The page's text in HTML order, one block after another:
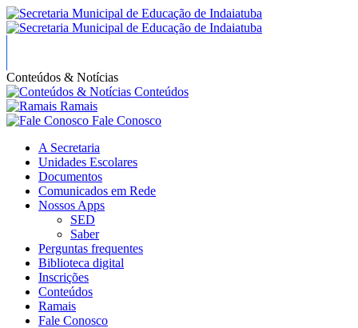
Conteúdos & Notícias
Conteúdos
Ramais
Fale Conosco
A Secretaria
Unidades Escolares
Documentos
Comunicados em Rede
Nossos Apps
SED
Saber
Perguntas frequentes
Biblioteca digital
Inscrições
Conteúdos
Ramais
Fale Conosco